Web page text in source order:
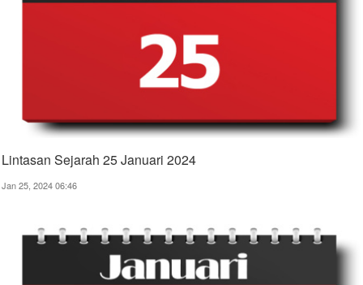
Lintasan Sejarah 25 Januari 2024
Jan 25, 2024 06:46